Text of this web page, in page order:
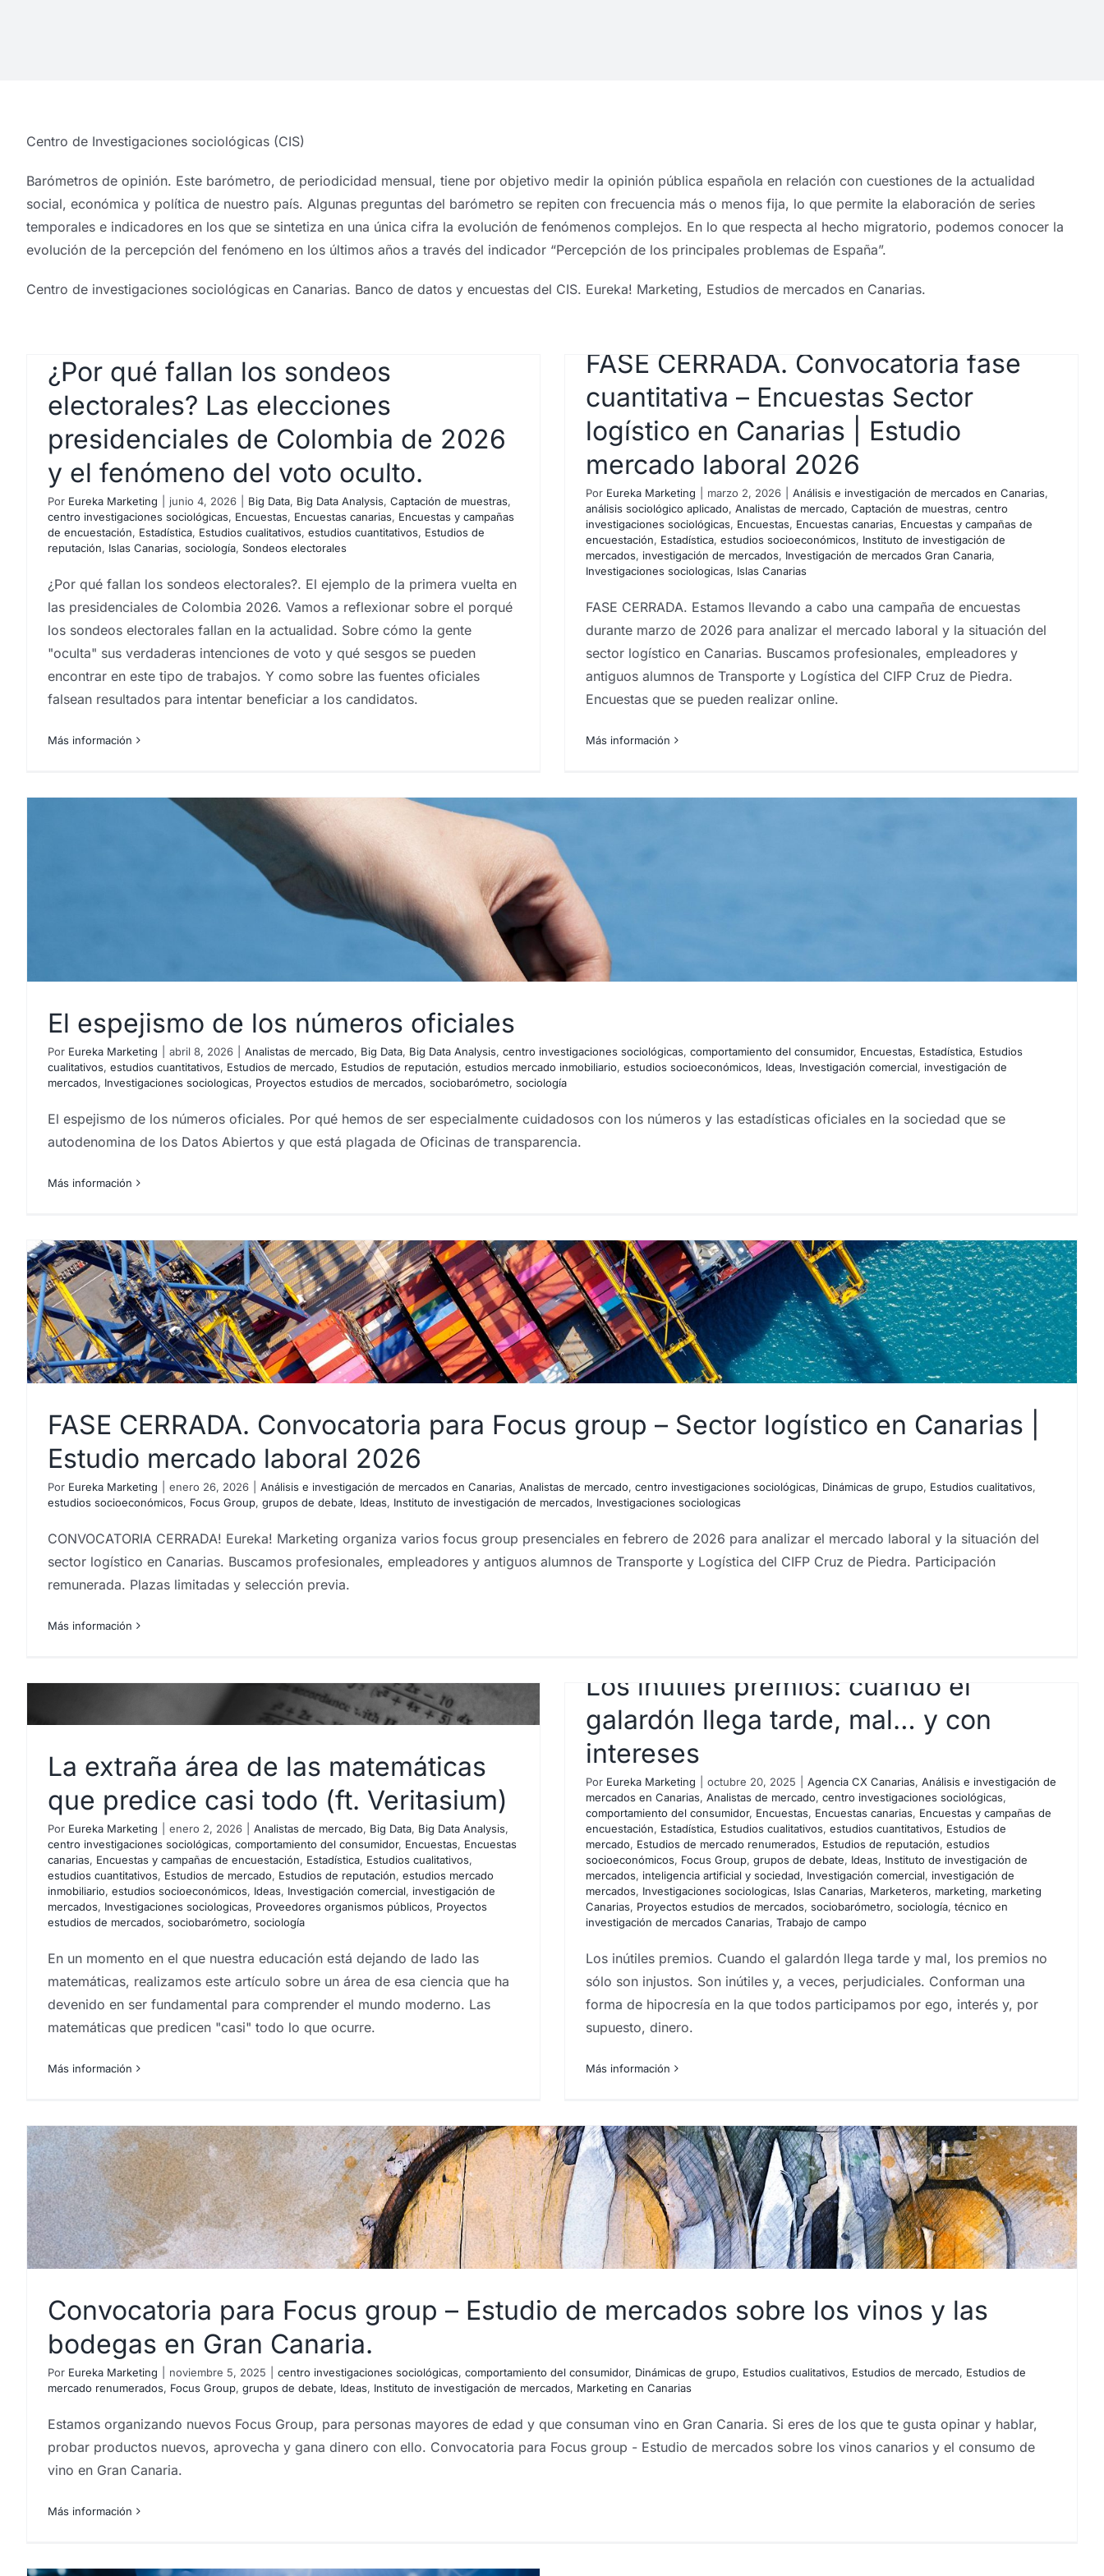
Centro de Investigaciones sociológicas (CIS)
Barómetros de opinión. Este barómetro, de periodicidad mensual, tiene por objetivo medir la opinión pública española en relación con cuestiones de la actualidad
social, económica y política de nuestro país. Algunas preguntas del barómetro se repiten con frecuencia más o menos fija, lo que permite la elaboración de series
temporales e indicadores en los que se sintetiza en una única cifra la evolución de fenómenos complejos. En lo que respecta al hecho migratorio, podemos conocer la
evolución de la percepción del fenómeno en los últimos años a través del indicador “Percepción de los principales problemas de España”.
Centro de investigaciones sociológicas en Canarias. Banco de datos y encuestas del CIS. Eureka! Marketing, Estudios de mercados en Canarias.
¿Por qué fallan los sondeos
electorales? Las elecciones
presidenciales de Colombia de 2026
y el fenómeno del voto oculto.
Por Eureka Marketing junio 4, 2026 Big Data, Big Data Analysis, Captación de muestras,
centro investigaciones sociológicas, Encuestas, Encuestas canarias, Encuestas y campañas
de encuestación, Estadística, Estudios cualitativos, estudios cuantitativos, Estudios de
reputación, Islas Canarias, sociología, Sondeos electorales
¿Por qué fallan los sondeos electorales?. El ejemplo de la primera vuelta en
las presidenciales de Colombia 2026. Vamos a reflexionar sobre el porqué
los sondeos electorales fallan en la actualidad. Sobre cómo la gente
"oculta" sus verdaderas intenciones de voto y qué sesgos se pueden
encontrar en este tipo de trabajos. Y como sobre las fuentes oficiales
falsean resultados para intentar beneficiar a los candidatos.
Más información
El espejismo de los números oficiales
Por Eureka Marketing abril 8, 2026 Analistas de mercado, Big Data, Big Data Analysis, centro investigaciones sociológicas, comportamiento del consumidor, Encuestas, Estadística, Estudios
cualitativos, estudios cuantitativos, Estudios de mercado, Estudios de reputación, estudios mercado inmobiliario, estudios socioeconómicos, Ideas, Investigación comercial, investigación de
mercados, Investigaciones sociologicas, Proyectos estudios de mercados, sociobarómetro, sociología
El espejismo de los números oficiales. Por qué hemos de ser especialmente cuidadosos con los números y las estadísticas oficiales en la sociedad que se
autodenomina de los Datos Abiertos y que está plagada de Oficinas de transparencia.
Más información
FASE CERRADA. Convocatoria fase
cuantitativa – Encuestas Sector logístico
en Canarias | Estudio mercado laboral
2026
Análisis e investigación de mercados en Canarias análisis sociológico aplicado
Analistas de mercado
centro investigaciones sociológicas
Encuestas
Encuestas canarias Encuestas y campañas de encuestación
Estadística
estudios socioeconómicos Instituto de investigación de mercados investigación de
mercados Investigación de mercados Gran Canaria Investigaciones sociologicas
Canarias
FASE CERRADA. Convocatoria fase
cuantitativa – Encuestas Sector
logístico en Canarias | Estudio
mercado laboral 2026
Por Eureka Marketing marzo 2, 2026 Análisis e investigación de mercados en Canarias,
análisis sociológico aplicado, Analistas de mercado, Captación de muestras, centro
investigaciones sociológicas, Encuestas, Encuestas canarias, Encuestas y campañas de
encuestación, Estadística, estudios socioeconómicos, Instituto de investigación de
mercados, investigación de mercados, Investigación de mercados Gran Canaria,
Investigaciones sociologicas, Islas Canarias
FASE CERRADA. Estamos llevando a cabo una campaña de encuestas
durante marzo de 2026 para analizar el mercado laboral y la situación del
sector logístico en Canarias. Buscamos profesionales, empleadores y
antiguos alumnos de Transporte y Logística del CIFP Cruz de Piedra.
Encuestas que se pueden realizar online.
Más información
FASE CERRADA. Convocatoria para Focus group – Sector logístico en Canarias |
Estudio mercado laboral 2026
Por Eureka Marketing enero 26, 2026 Análisis e investigación de mercados en Canarias, Analistas de mercado, centro investigaciones sociológicas, Dinámicas de grupo, Estudios cualitativos,
estudios socioeconómicos, Focus Group, grupos de debate, Ideas, Instituto de investigación de mercados, Investigaciones sociologicas
CONVOCATORIA CERRADA! Eureka! Marketing organiza varios focus group presenciales en febrero de 2026 para analizar el mercado laboral y la situación del
sector logístico en Canarias. Buscamos profesionales, empleadores y antiguos alumnos de Transporte y Logística del CIFP Cruz de Piedra. Participación
remunerada. Plazas limitadas y selección previa.
Más información
La extraña área de las matemáticas
que predice casi todo (ft. Veritasium)
Por Eureka Marketing enero 2, 2026 Analistas de mercado, Big Data, Big Data Analysis,
centro investigaciones sociológicas, comportamiento del consumidor, Encuestas, Encuestas
canarias, Encuestas y campañas de encuestación, Estadística, Estudios cualitativos,
estudios cuantitativos, Estudios de mercado, Estudios de reputación, estudios mercado
inmobiliario, estudios socioeconómicos, Ideas, Investigación comercial, investigación de
mercados, Investigaciones sociologicas, Proveedores organismos públicos, Proyectos
estudios de mercados, sociobarómetro, sociología
En un momento en el que nuestra educación está dejando de lado las
matemáticas, realizamos este artículo sobre un área de esa ciencia que ha
devenido en ser fundamental para comprender el mundo moderno. Las
matemáticas que predicen "casi" todo lo que ocurre.
Más información
Convocatoria para Focus group – Estudio de mercados sobre los vinos y las
bodegas en Gran Canaria.
Por Eureka Marketing noviembre 5, 2025 centro investigaciones sociológicas, comportamiento del consumidor, Dinámicas de grupo, Estudios cualitativos, Estudios de mercado, Estudios de
mercado renumerados, Focus Group, grupos de debate, Ideas, Instituto de investigación de mercados, Marketing en Canarias
Estamos organizando nuevos Focus Group, para personas mayores de edad y que consuman vino en Gran Canaria. Si eres de los que te gusta opinar y hablar,
probar productos nuevos, aprovecha y gana dinero con ello. Convocatoria para Focus group - Estudio de mercados sobre los vinos canarios y el consumo de
vino en Gran Canaria.
Más información
Los inútiles premios: cuando el galardón
llega tarde, mal… y con intereses
Agencia CX Canarias Análisis e investigación de mercados en Canarias Analistas de
mercado centro investigaciones sociológicas
comportamiento del consumidor
Encuestas Encuestas canarias Encuestas y campañas de encuestación Estadística
Estudios cualitativos estudios cuantitativos
Group grupos de debate Ideas Instituto de investigación de mercados
inteligencia
artificial y sociedad
Investigación comercial
investigación de mercados
marketing
Canarias
Proyectos estudios de mercados sociobarómetro sociología
técnico en
investigación de mercados Canarias Trabajo de campo
Los inútiles premios: cuando el
galardón llega tarde, mal… y con
intereses
Por Eureka Marketing octubre 20, 2025 Agencia CX Canarias, Análisis e investigación de
mercados en Canarias, Analistas de mercado, centro investigaciones sociológicas,
comportamiento del consumidor, Encuestas, Encuestas canarias, Encuestas y campañas de
encuestación, Estadística, Estudios cualitativos, estudios cuantitativos, Estudios de
mercado, Estudios de mercado renumerados, Estudios de reputación, estudios
socioeconómicos, Focus Group, grupos de debate, Ideas, Instituto de investigación de
mercados, inteligencia artificial y sociedad, Investigación comercial, investigación de
mercados, Investigaciones sociologicas, Islas Canarias, Marketeros, marketing, marketing
Canarias, Proyectos estudios de mercados, sociobarómetro, sociología, técnico en
investigación de mercados Canarias, Trabajo de campo
Los inútiles premios. Cuando el galardón llega tarde y mal, los premios no
sólo son injustos. Son inútiles y, a veces, perjudiciales. Conforman una
forma de hipocresía en la que todos participamos por ego, interés y, por
supuesto, dinero.
Más información